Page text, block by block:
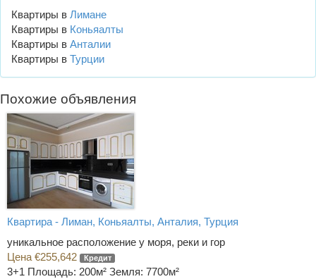
Квартиры в Лимане
Квартиры в Коньяалты
Квартиры в Анталии
Квартиры в Турции
Похожие объявления
Квартира - Лиман, Коньяалты, Анталия, Турция
уникальное расположение у моря, реки и гор
Цена €255,642
Кредит
3+1 Площадь: 200м² Земля: 7700м²